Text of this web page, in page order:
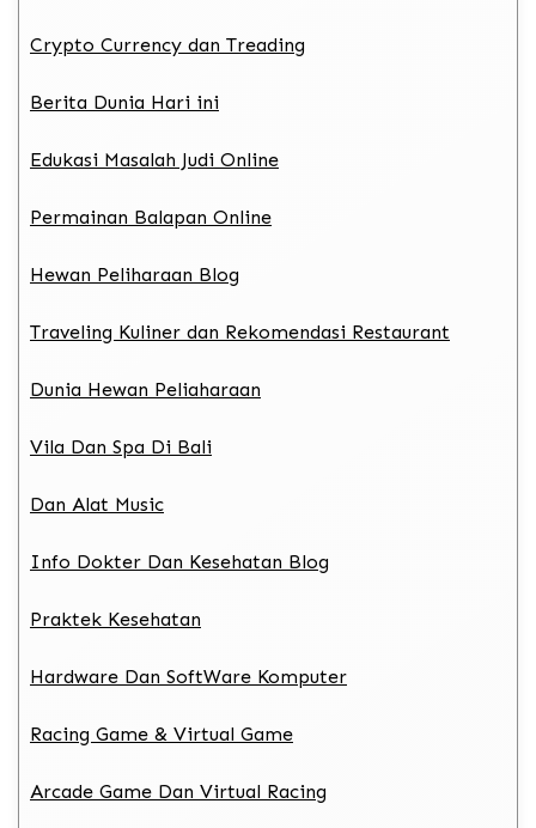
Crypto Currency dan Treading
Berita Dunia Hari ini
Edukasi Masalah Judi Online
Permainan Balapan Online
Hewan Peliharaan Blog
Traveling Kuliner dan Rekomendasi Restaurant
Dunia Hewan Peliaharaan
Vila Dan Spa Di Bali
Dan Alat Music
Info Dokter Dan Kesehatan Blog
Praktek Kesehatan
Hardware Dan SoftWare Komputer
Racing Game & Virtual Game
Arcade Game Dan Virtual Racing